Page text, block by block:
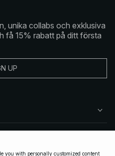
unika collabs och exklusiva
få 15% rabatt på ditt första
UP